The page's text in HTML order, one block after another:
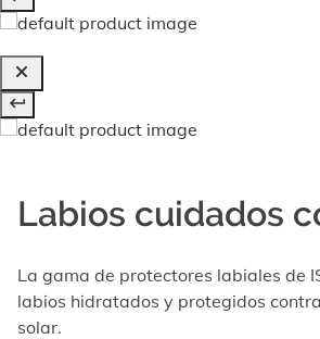
Labios cuidados
La gama de protectores labiales de
labios hidratados y protegidos
solar.